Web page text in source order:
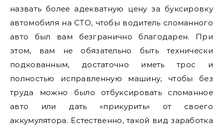
назвать более адекватную цену за буксировку
автомобиля на СТО, чтобы водитель сломанного
авто был вам безгранично благодарен. При
этом, вам не обязательно быть технически
подкованным, достаточно иметь трос и
полностью исправленную машину, чтобы без
труда можно было отбуксировать сломанное
авто или дать «прикурить» от своего
аккумулятора. Естественно, такой вид заработка